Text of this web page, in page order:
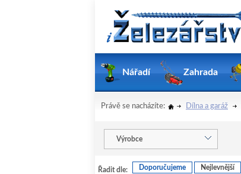
Nářadí Zahrada
Právě se nacházíte: Dílna a garáž
Výrobce
Řadit dle: Doporučujeme Nejlevnější